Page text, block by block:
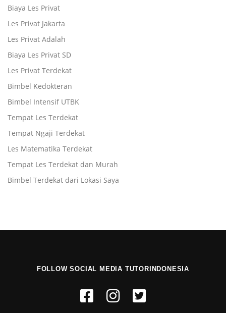
Biaya Les Privat
Les Privat Jakarta
Les Privat Adalah
Biaya Les Privat SD
Les Privat Terdekat
Bimbel Kedokteran
Bimbel Intensif UTBK
Tempat Les Terdekat
Tempat Ngaji Terdekat
Les Matematika Terdekat
Tempat Les Terdekat dan Murah
Bimbel Terdekat dari Lokasi Saya
FOLLOW SOCIAL MEDIA TUTORINDONESIA